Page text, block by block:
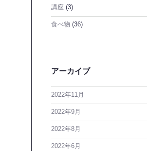
講座 (3)
食べ物 (36)
アーカイブ
2022年11月
2022年9月
2022年8月
2022年6月